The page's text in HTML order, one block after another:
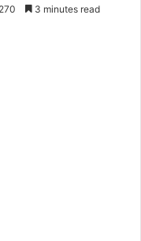
270 3 minutes read